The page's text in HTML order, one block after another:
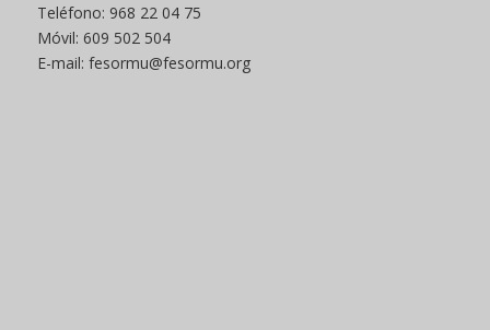
Teléfono: 968 22 04 75
Móvil: 609 502 504
E-mail: fesormu@fesormu.org